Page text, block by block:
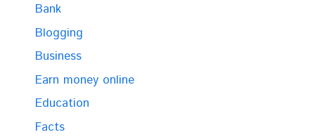
Bank
Blogging
Business
Earn money online
Education
Facts